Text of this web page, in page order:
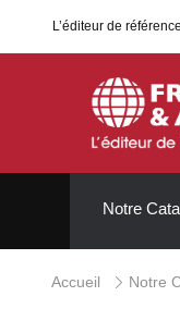
L’éditeur de
Notre
Accueil Notre